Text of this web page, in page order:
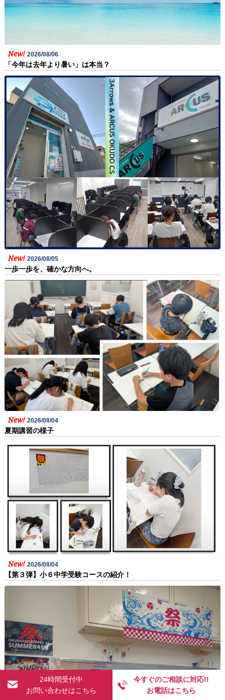
24時間受付中
お問い合わせはこちら
今すぐのご相談に対応!!
お電話はこちら
New! 2026/08/06
「今年は去年より暑い」は本当？
New! 2026/08/05
一歩一歩を、確かな方向へ。
New! 2026/08/04
夏期講習の様子
New! 2026/08/04
【第３弾】小６中学受験コースの紹介！